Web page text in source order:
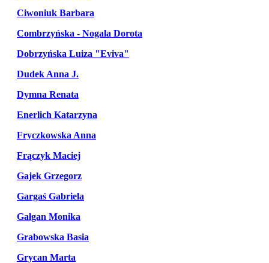
Ciwoniuk Barbara
Combrzyńska - Nogala Dorota
Dobrzyńska Luiza "Eviva"
Dudek Anna J.
Dymna Renata
Enerlich Katarzyna
Fryczkowska Anna
Frączyk Maciej
Gajek Grzegorz
Gargaś Gabriela
Gałgan Monika
Grabowska Basia
Grycan Marta